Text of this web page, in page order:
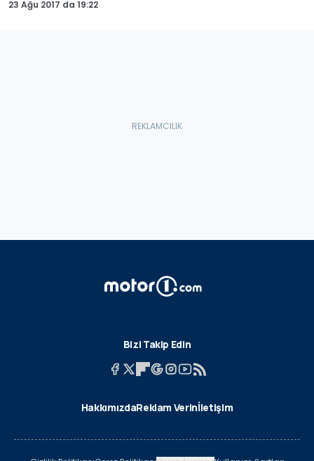
23 Ağu 2017 da 19:22
Bizi Takip Edin
HakkımızdaReklam Verinİletişim